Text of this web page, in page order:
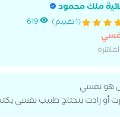
ملك محمود
(1 تقييم) 619
هو نفسي
أو زادت بنحتاج طبيب نفسي